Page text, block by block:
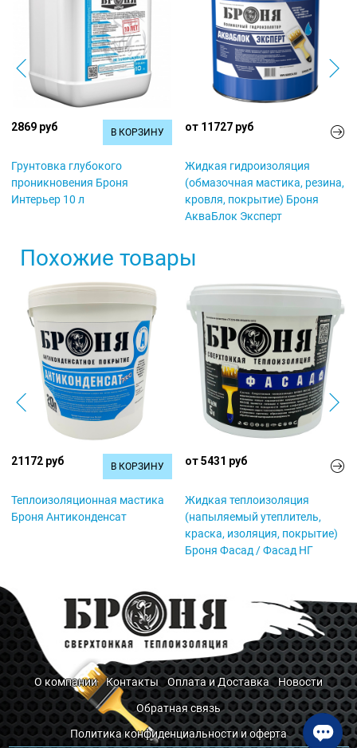
2869 руб В КОРЗИНУ
Грунтовка глубокого
проникновения Броня
Интерьер 10 л
от 11727 руб
Жидкая гидроизоляция
(обмазочная мастика, резина,
кровля, покрытие) Броня
АкваБлок Эксперт
Похожие товары
21172 руб В КОРЗИНУ
Теплоизоляционная мастика
Броня Антиконденсат
от 5431 руб
Жидкая теплоизоляция
(напыляемый утеплитель,
краска, изоляция, покрытие)
Броня Фасад / Фасад НГ
О компании Контакты Оплата и Доставка Новости
Обратная связь
Политика конфиденциальности и оферта